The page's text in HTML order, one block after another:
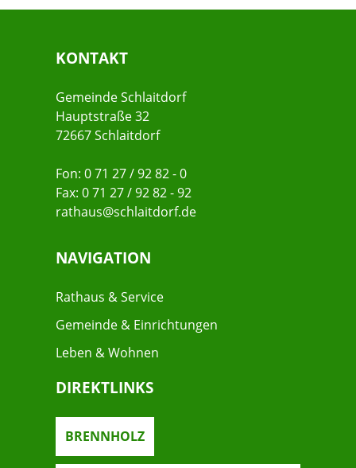
KONTAKT
Gemeinde Schlaitdorf
Hauptstraße 32
72667 Schlaitdorf
Fon: 0 71 27 / 92 82 - 0
Fax: 0 71 27 / 92 82 - 92
rathaus@schlaitdorf.de
NAVIGATION
Rathaus & Service
Gemeinde & Einrichtungen
Leben & Wohnen
DIREKTLINKS
BRENNHOLZ